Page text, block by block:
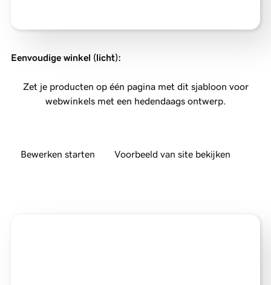
Eenvoudige winkel (licht):
Zet je producten op één pagina met dit sjabloon voor
webwinkels met een hedendaags ontwerp.
Bewerken starten Voorbeeld van site bekijken